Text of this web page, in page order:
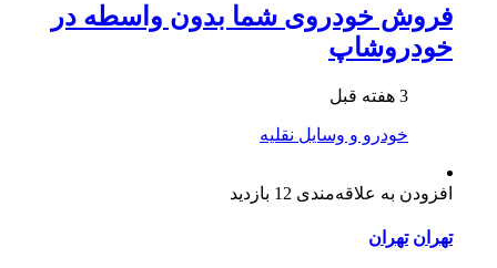
فروش خودروی شما بدون واسطه در
خودروشاپ
3 هفته قبل
خودرو و وسایل نقلیه
افزودن به علاقه‌مندی 12 بازدید
تهران تهران